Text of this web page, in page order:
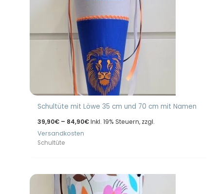
Schultüte mit Löwe 35 cm und 70 cm mit Namen
39,90€ – 84,90€Preisspanne:
Inkl. 19% Steuern, zzgl.
Versandkosten
Schultüte